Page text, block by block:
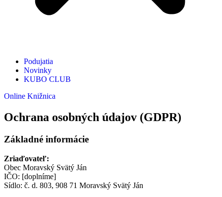
Podujatia
Novinky
KUBO CLUB
Online Knižnica
Ochrana osobných údajov (GDPR)
Základné informácie
Zriaďovateľ:
Obec Moravský Svätý Ján
IČO: [doplníme]
Sídlo: č. d. 803, 908 71 Moravský Svätý Ján